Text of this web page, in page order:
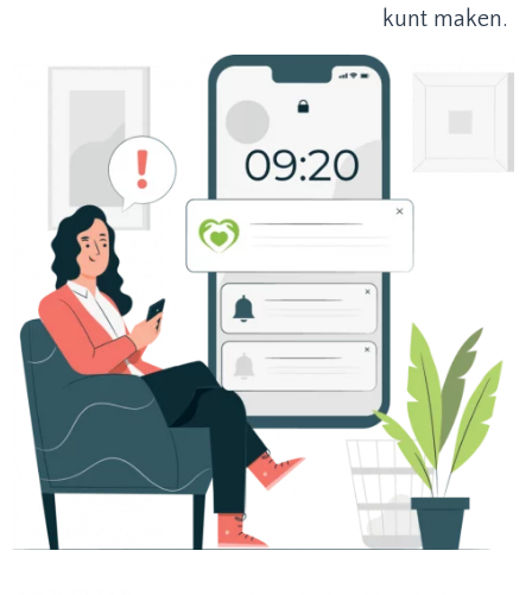
kunt maken.